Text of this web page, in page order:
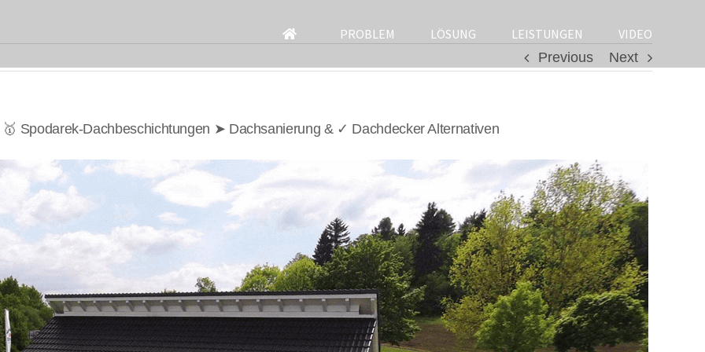
for:
PROBLEM LÖSUNG LEISTUNGEN
VIDEO
Previous
Next
Spodarek-Dachbeschichtungen ➤ Dachsanierung & ✓ Dachdecker Alternativen